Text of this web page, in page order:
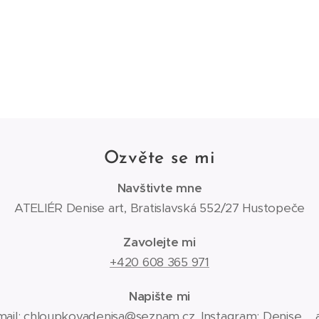
Ozvěte se mi
Navštivte mne
ATELIÉR Denise art, Bratislavská 552/27 Hustopeče
Zavolejte mi
+420 608 365 971
Napište mi